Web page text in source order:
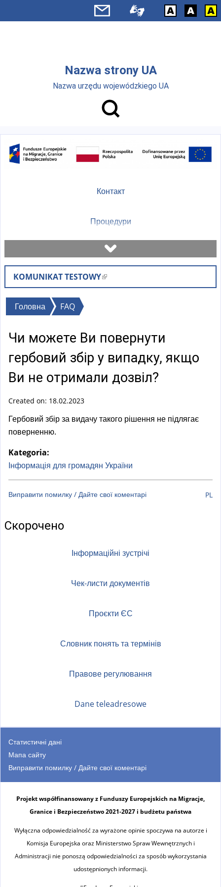
Перейти до основного вмісту
Nazwa strony UA
Nazwa urzędu wojewódzkiego UA
Контакт
Процедури
Записатися на візит
Перевірити стан справи
Оплати
Найчастіші питання (FAQ)
KOMUNIKAT TESTOWY(
l
i
s
x
r
)
Ви
тут
Головна FAQ
Чи можете Ви повернути
гербовий збір у випадку, якщо
Ви не отримали дозвіл?
Created on: 18.02.2023
Гербовий збір за видачу такого рішення не підлягає
поверненню.
Kategoria:
Інформація для громадян України
Виправити помилку / Дайте свої коментарі PL
Скорочено
Інформаційні зустрічі
Чек-листи документів
Проєкти ЄС
Словник понять та термінів
Правове регулювання
Dane teleadresowe
Статистичні дані
Мапа сайту
Виправити помилку / Дайте свої коментарі
Projekt współfinansowany z Funduszy Europejskich na Migracje,
Granice i Bezpieczeństwo 2021-2027 i budżetu państwa
Wyłączna odpowiedzialność za wyrażone opinie spoczywa na autorze i
Komisja Europejska oraz Ministerstwo Spraw Wewnętrznych i
Administracji nie ponoszą odpowiedzialności za sposób wykorzystania
udostępnionych informacji.